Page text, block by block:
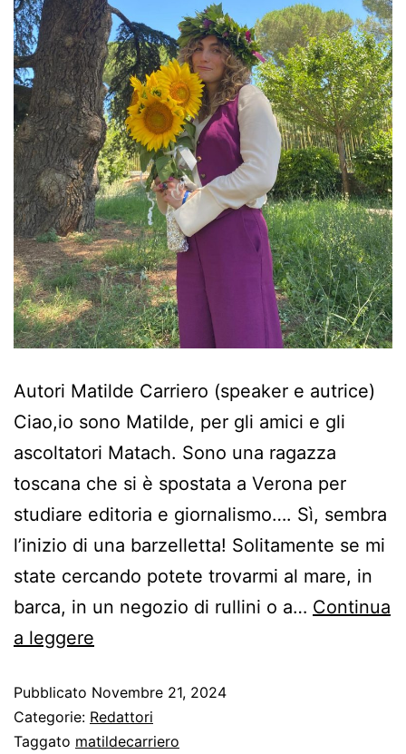
Autori Matilde Carriero (speaker e autrice)
Ciao,io sono Matilde, per gli amici e gli
ascoltatori Matach. Sono una ragazza
toscana che si è spostata a Verona per
studiare editoria e giornalismo…. Sì, sembra
l’inizio di una barzelletta! Solitamente se mi
state cercando potete trovarmi al mare, in
barca, in un negozio di rullini o a… Continua
a leggere
Pubblicato Novembre 21, 2024
Categorie: Redattori
Taggato matildecarriero